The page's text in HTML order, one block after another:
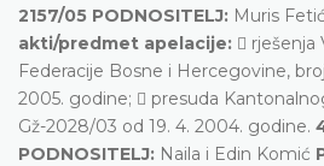
2157/05 PODNOSITELJ: Muris Fetić
akti/predmet apelacije:  rješenja
Federacije Bosne i Hercegovine,
2005. godine;  presuda
Gž-2028/03 od 19. 4. 2004. godine.
PODNOSITELJ: Naila i Edin Komić